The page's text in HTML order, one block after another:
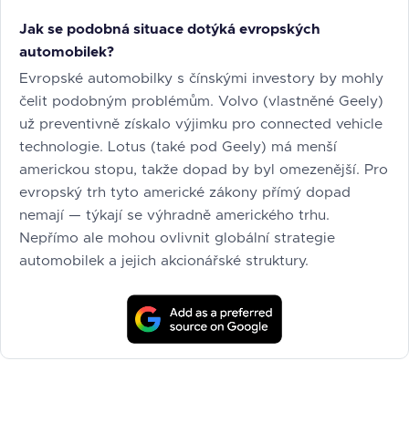
Jak se podobná situace dotýká evropských
automobilek?
Evropské automobilky s čínskými investory by mohly
čelit podobným problémům. Volvo (vlastněné Geely)
už preventivně získalo výjimku pro connected vehicle
technologie. Lotus (také pod Geely) má menší
americkou stopu, takže dopad by byl omezenější. Pro
evropský trh tyto americké zákony přímý dopad
nemají — týkají se výhradně amerického trhu.
Nepřímo ale mohou ovlivnit globální strategie
automobilek a jejich akcionářské struktury.